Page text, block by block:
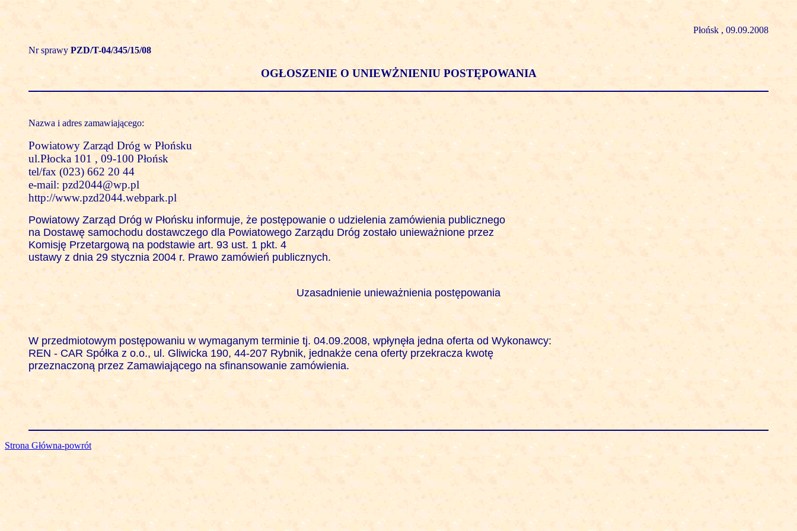
Płońsk , 09.09.2008
Nr sprawy PZD/T-04/345/15/08
OGŁOSZENIE O UNIEWŻNIENIU POSTĘPOWANIA
Nazwa i adres zamawiającego:
Powiatowy Zarząd Dróg w Płońsku
ul.Płocka 101 , 09-100 Płońsk
tel/fax (023) 662 20 44
e-mail: pzd2044@wp.pl
http://www.pzd2044.webpark.pl
Powiatowy Zarząd Dróg w Płońsku informuje, że postępowanie o udzielenia zamówienia publicznego
na Dostawę samochodu dostawczego dla Powiatowego Zarządu Dróg zostało unieważnione przez
Komisję Przetargową na podstawie art. 93 ust. 1 pkt. 4
ustawy z dnia 29 stycznia 2004 r. Prawo zamówień publicznych.
Uzasadnienie unieważnienia postępowania
W przedmiotowym postępowaniu w wymaganym terminie tj. 04.09.2008, wpłynęła jedna oferta od Wykonawcy:
REN - CAR Spółka z o.o., ul. Gliwicka 190, 44-207 Rybnik, jednakże cena oferty przekracza kwotę
przeznaczoną przez Zamawiającego na sfinansowanie zamówienia.
Strona Główna-powrót